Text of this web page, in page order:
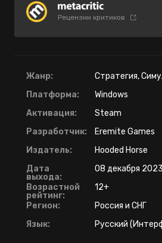
Рецензии критиков
Жанр:
Стратегия,
Платформа:
Windows
Активация:
Steam
Разработчик:
Eremite Games
Издатель:
Hooded Horse
Дата
выхода:
08 декабря 2023
Возрастной
рейтинг:
12+
Регион:
Россия и СНГ
Язык:
Русский